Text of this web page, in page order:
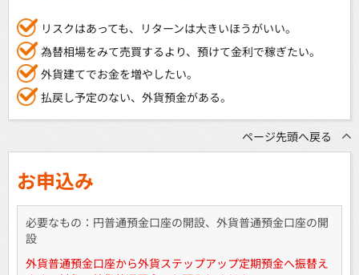
リスクはあっても、リターンは大きいほうがいい。
為替相場をみて売買するより、預けて金利で稼ぎたい。
外貨建てでお金を増やしたい。
払戻し予定のない、外貨預金がある。
ページ先頭へ戻る
お申込み
必要なもの：円普通預金口座の開設、外貨普通預金口座の開
設
外貨普通預金口座から外貨ステップアップ定期預金へ振替え